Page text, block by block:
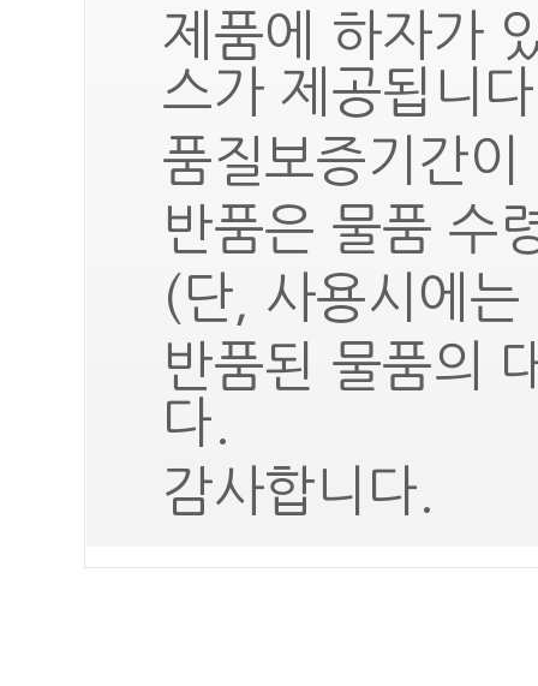
제품에 하자가
스가 제공됩니
품질보증기간
반품은 물품 수
(단, 사용시에
반품된 물품의
다.
감사합니다.